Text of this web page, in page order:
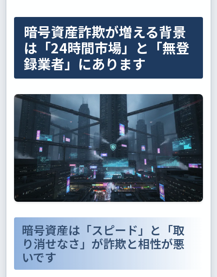
暗号資産詐欺が増える背景
は「24時間市場」と「無登
録業者」にあります
暗号資産は「スピード」と「取
り消せなさ」が詐欺と相性が悪
いです